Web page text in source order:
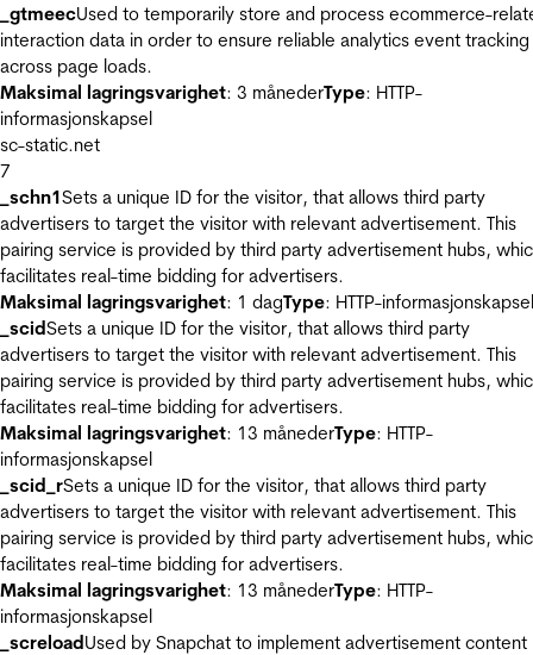
_gtmeecUsed to temporarily store and process ecommerce-
interaction data in order to ensure reliable analytics event tracking
across page loads.
Maksimal lagringsvarighet: 3 månederType: HTTP-
informasjonskapsel
sc-static.net
7
_schn1Sets a unique ID for the visitor, that allows third party
advertisers to target the visitor with relevant advertisement. This
pairing service is provided by third party advertisement hubs,
facilitates real-time bidding for advertisers.
Maksimal lagringsvarighet: 1 dagType: HTTP-informasjonskapsel
_scidSets a unique ID for the visitor, that allows third party
advertisers to target the visitor with relevant advertisement. This
pairing service is provided by third party advertisement hubs,
facilitates real-time bidding for advertisers.
Maksimal lagringsvarighet: 13 månederType: HTTP-
informasjonskapsel
_scid_rSets a unique ID for the visitor, that allows third party
advertisers to target the visitor with relevant advertisement. This
pairing service is provided by third party advertisement hubs,
facilitates real-time bidding for advertisers.
Maksimal lagringsvarighet: 13 månederType: HTTP-
informasjonskapsel
_screloadUsed by Snapchat to implement advertisement content